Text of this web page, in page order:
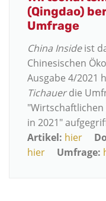
(Qingdao)
Umfrage
China Insideist
Chinesischen
Ausgabe 4/2021
Tichauerdie
in 2021"
Artikel: hier
hier
Umfrage: